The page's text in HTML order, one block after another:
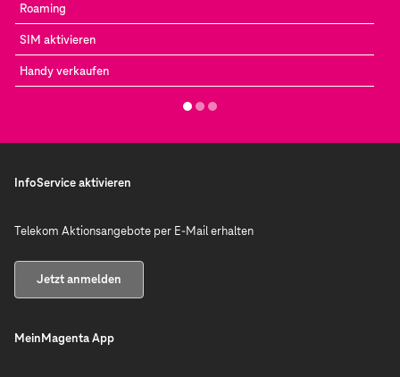
Roaming
SIM aktivieren
Handy verkaufen
InfoService aktivieren
Telekom Aktionsangebote per E-Mail erhalten
Jetzt anmelden
MeinMagenta App